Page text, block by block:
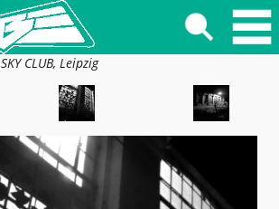
SKY CLUB, Leipzig